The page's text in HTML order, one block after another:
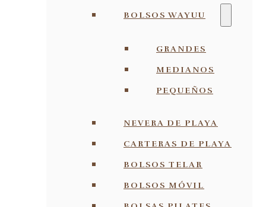
BOLSOS WAYUU
GRANDES
MEDIANOS
PEQUEÑOS
NEVERA DE PLAYA
CARTERAS DE PLAYA
BOLSOS TELAR
BOLSOS MÓVIL